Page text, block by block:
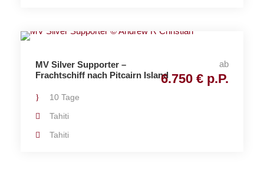
MV Silver Supporter –
Frachtschiff nach Pitcairn Island
ab
6.750 € p.P.
10 Tage
Tahiti
Tahiti